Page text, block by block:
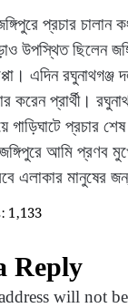
প্রচার চালান
উপস্থিত ছিলেন
এদিন
করেন প্রার্থী।
প্রচার
আমি প্রণব
এলাকার মানুষের
1,133
Reply
will not